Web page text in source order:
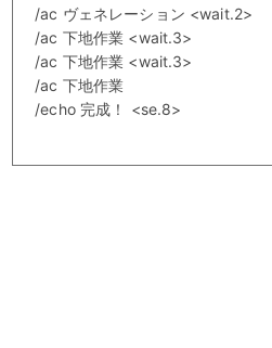
/ac ヴェネレーション <wait.2>
/ac 下地作業 <wait.3>
/ac 下地作業 <wait.3>
/ac 下地作業
/echo 完成！ <se.8>